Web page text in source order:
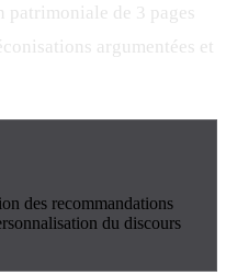
patrimoniale de 3 pages
argumentées et
des recommandations
du discours